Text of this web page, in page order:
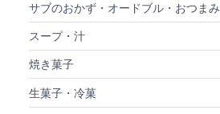
サブのおかず・オードブル・おつまみ
スープ・汁
焼き菓子
生菓子・冷菓